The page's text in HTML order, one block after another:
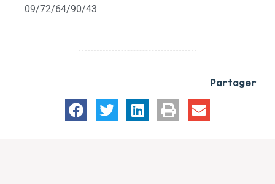
09/72/64/90/43
Partager